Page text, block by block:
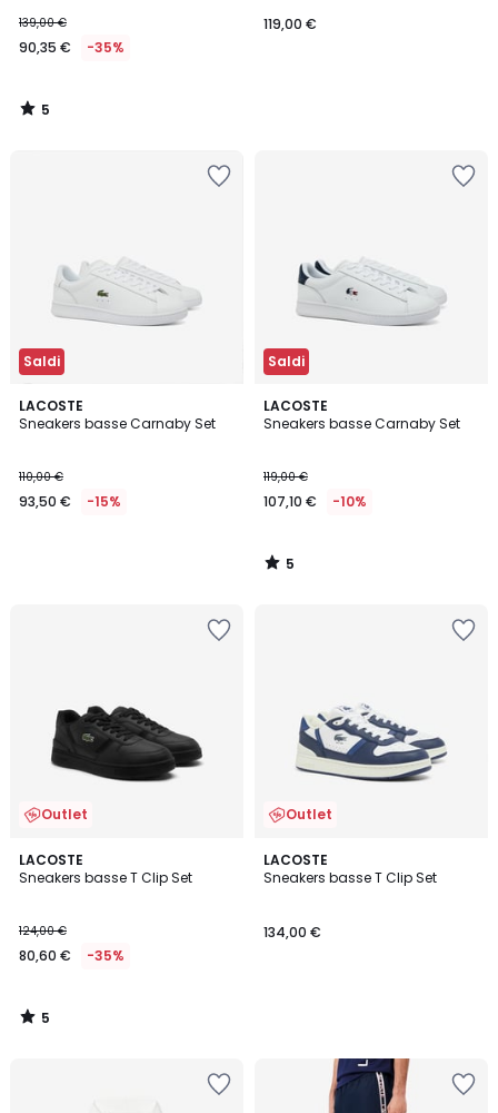
139,00 €
90,35 € -35%
5
/
119,00 €
Saldi
LACOSTE
Sneakers basse Carnaby Set
110,00 €
93,50 € -15%
Saldi
LACOSTE
Sneakers basse Carnaby Set
119,00 €
107,10 € -10%
5
/
5
/
Outlet
LACOSTE
Sneakers basse T Clip Set
124,00 €
80,60 € -35%
5
/
5
/
Outlet
LACOSTE
Sneakers basse T Clip Set
134,00 €